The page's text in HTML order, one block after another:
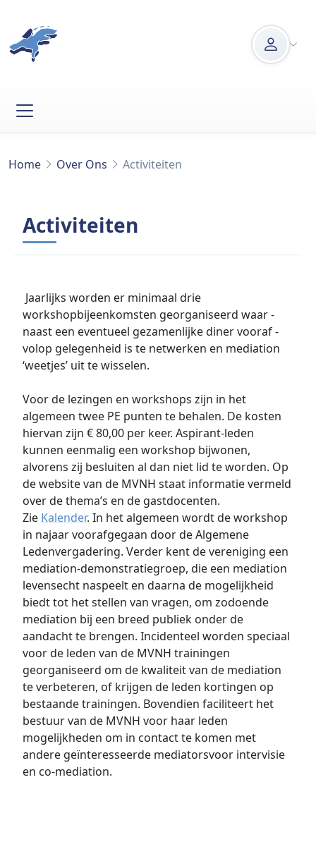
User
Kruimelpad
Home Over Ons Activiteiten
Activiteiten
Jaarlijks worden er minimaal drie
workshopbijeenkomsten georganiseerd waar -
naast een eventueel gezamenlijke diner vooraf -
volop gelegenheid is te netwerken en mediation
‘weetjes’ uit te wisselen.
Voor de lezingen en workshops zijn in het
algemeen twee PE punten te behalen. De kosten
hiervan zijn € 80,00 per keer. Aspirant-leden
kunnen eenmalig een workshop bijwonen,
alvorens zij besluiten al dan niet lid te worden. Op
de website van de MVNH staat informatie vermeld
over de thema’s en de gastdocenten.
Zie Kalender. In het algemeen wordt de workshop
in najaar voorafgegaan door de Algemene
Ledenvergadering. Verder kent de vereniging een
mediation-demonstratiegroep, die een mediation
levensecht naspeelt en daarna de mogelijkheid
biedt tot het stellen van vragen, om zodoende
mediation bij een breed publiek onder de
aandacht te brengen. Incidenteel worden speciaal
voor de leden van de MVNH trainingen
georganiseerd om de kwaliteit van de mediation
te verbeteren, of krijgen de leden kortingen op
bestaande trainingen. Bovendien faciliteert het
bestuur van de MVNH voor haar leden
mogelijkheden om in contact te komen met
andere geïnteresseerde mediatorsvoor intervisie
en co-mediation.